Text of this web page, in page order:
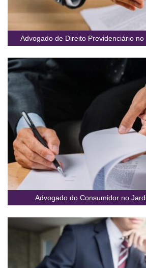
Advogado de Direito Previdenciário
Advogado do Consumidor no